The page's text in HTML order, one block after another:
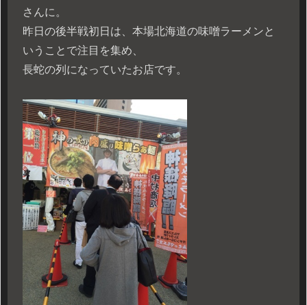
さんに。
昨日の後半戦初日は、本場北海道の味噌ラーメンと
いうことで注目を集め、
長蛇の列になっていたお店です。